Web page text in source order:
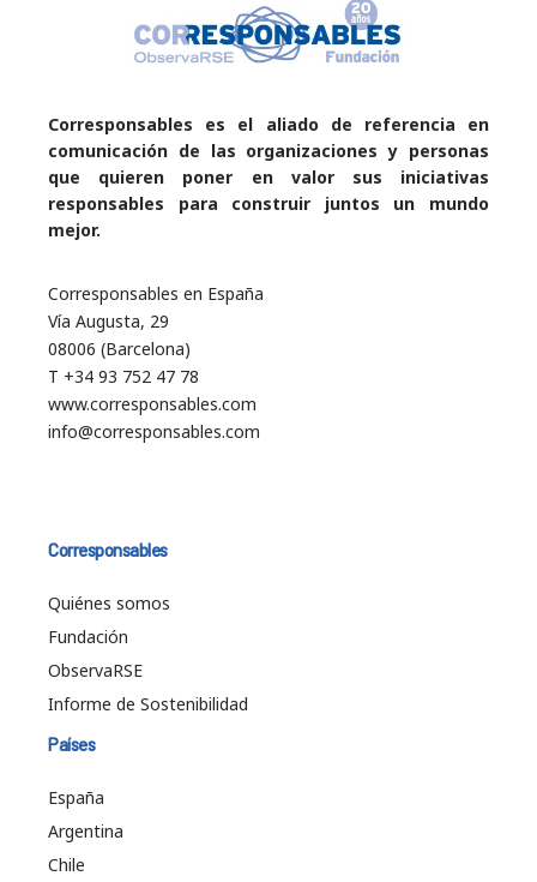
Corresponsables es el aliado de referencia en
comunicación de las organizaciones y personas
que quieren poner en valor sus iniciativas
responsables para construir juntos un mundo
mejor.
Corresponsables en España
Vía Augusta, 29
08006 (Barcelona)
T +34 93 752 47 78
www.corresponsables.com
info@corresponsables.com
Corresponsables
Quiénes somos
Fundación
ObservaRSE
Informe de Sostenibilidad
Países
España
Argentina
Chile